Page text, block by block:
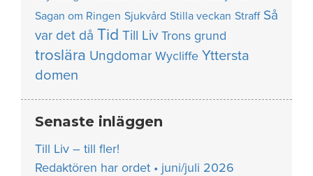
Sagan om Ringen Sjukvård Stilla veckan Straff Så
var det då Tid Till Liv Trons grund
troslära Ungdomar Wycliffe Yttersta
domen
Senaste inläggen
Till Liv – till fler!
Redaktören har ordet • juni/juli 2026